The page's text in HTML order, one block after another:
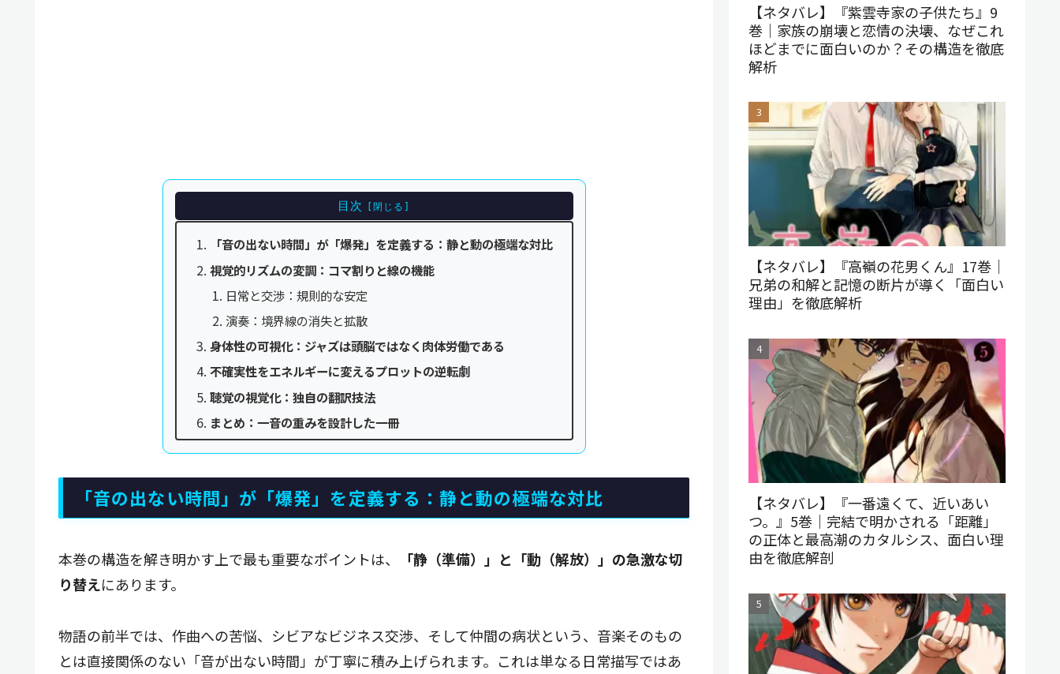
目次
「音の出ない時間」が「爆発」を定義する：静と動の極端な対比
視覚的リズムの変調：コマ割りと線の機能
日常と交渉：規則的な安定
演奏：境界線の消失と拡散
身体性の可視化：ジャズは頭脳ではなく肉体労働である
不確実性をエネルギーに変えるプロットの逆転劇
聴覚の視覚化：独自の翻訳技法
まとめ：一音の重みを設計した一冊
「音の出ない時間」が「爆発」を定義する：静と動の極端な対比
本巻の構造を解き明かす上で最も重要なポイントは、
「静（準備）」と「動（解放）」の急激な切
り替えにあります。
物語の前半では、作曲への苦悩、シビアなビジネス交渉、そして仲間の病状という、音楽そのもの
とは直接関係のない「音が出ない時間」が丁寧に積み上げられます。これは単なる日常描写ではあ
【ネタバレ】『紫雲寺家の子供たち』9
巻｜家族の崩壊と恋情の決壊、なぜこれ
ほどまでに面白いのか？その構造を徹底
解析
【ネタバレ】『高嶺の花男くん』17巻｜
兄弟の和解と記憶の断片が導く「面白い
理由」を徹底解析
【ネタバレ】『一番遠くて、近いあい
つ。』5巻｜完結で明かされる「距離」
の正体と最高潮のカタルシス、面白い理
由を徹底解剖